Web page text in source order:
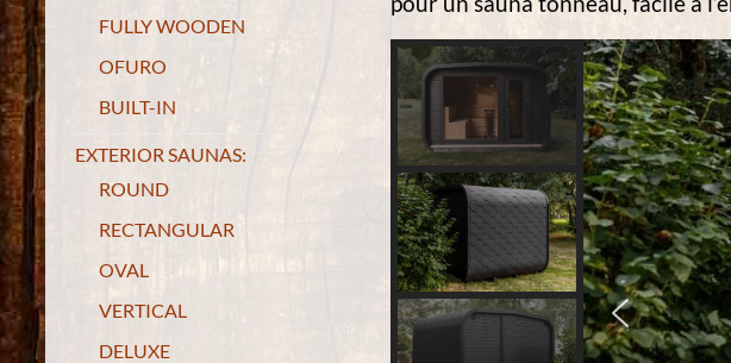
FULLY WOODEN
OFURO
BUILT-IN
EXTERIOR SAUNAS:
ROUND
RECTANGULAR
OVAL
VERTICAL
DELUXE